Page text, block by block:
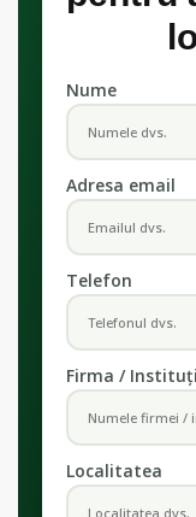
Nume
Adresa email
Telefon
Firma /
Localitatea